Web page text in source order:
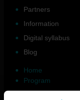
Partners
Information
Digital syllabus
Blog
Home
Program